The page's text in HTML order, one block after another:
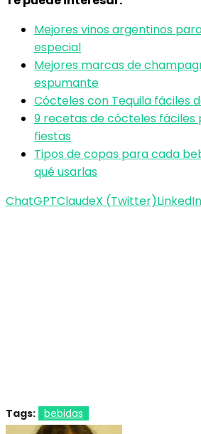
Mejores vinos argentinos
especial
Mejores marcas de
espumante
Cócteles con Tequila fáciles
9 recetas de cócteles fáciles
fiestas
Tipos de copas para cada
qué usarlas
ChatGPTClaudeX (Twitter)LinkedIn
Tags: bebidas